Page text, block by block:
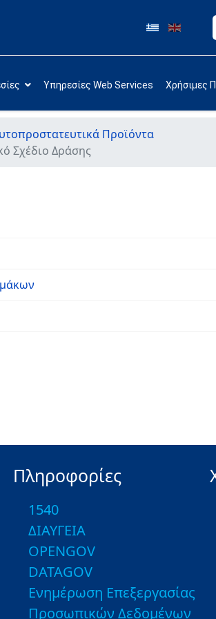
Υπηρεσίες Web Services Χρήσιμες
Προϊόντα
Σχέδιο Δράσης
Πληροφορίες
1540
ΔΙΑΥΓΕΙΑ
OPENGOV
DATAGOV
Ενημέρωση Επεξεργασίας
Προσωπικών Δεδομένων